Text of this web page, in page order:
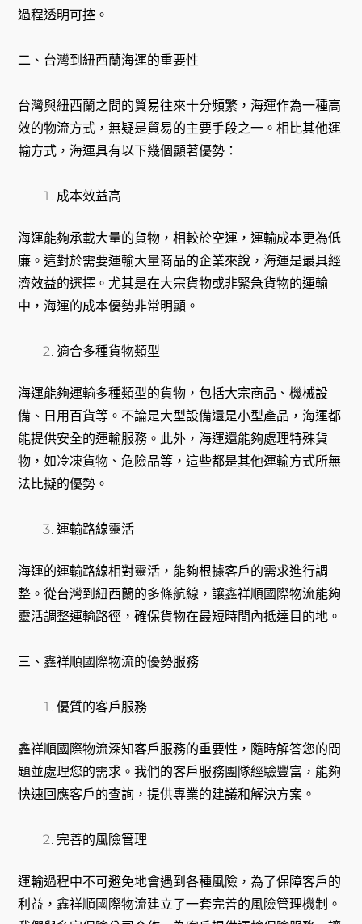
過程透明可控。
二、台灣到紐西蘭海運的重要性
台灣與紐西蘭之間的貿易往來十分頻繁，海運作為一種高
效的物流方式，無疑是貿易的主要手段之一。相比其他運
輸方式，海運具有以下幾個顯著優勢：
成本效益高
海運能夠承載大量的貨物，相較於空運，運輸成本更為低
廉。這對於需要運輸大量商品的企業來說，海運是最具經
濟效益的選擇。尤其是在大宗貨物或非緊急貨物的運輸
中，海運的成本優勢非常明顯。
適合多種貨物類型
海運能夠運輸多種類型的貨物，包括大宗商品、機械設
備、日用百貨等。不論是大型設備還是小型產品，海運都
能提供安全的運輸服務。此外，海運還能夠處理特殊貨
物，如冷凍貨物、危險品等，這些都是其他運輸方式所無
法比擬的優勢。
運輸路線靈活
海運的運輸路線相對靈活，能夠根據客戶的需求進行調
整。從台灣到紐西蘭的多條航線，讓鑫祥順國際物流能夠
靈活調整運輸路徑，確保貨物在最短時間內抵達目的地。
三、鑫祥順國際物流的優勢服務
優質的客戶服務
鑫祥順國際物流深知客戶服務的重要性，隨時解答您的問
題並處理您的需求。我們的客戶服務團隊經驗豐富，能夠
快速回應客戶的查詢，提供專業的建議和解決方案。
完善的風險管理
運輸過程中不可避免地會遇到各種風險，為了保障客戶的
利益，鑫祥順國際物流建立了一套完善的風險管理機制。